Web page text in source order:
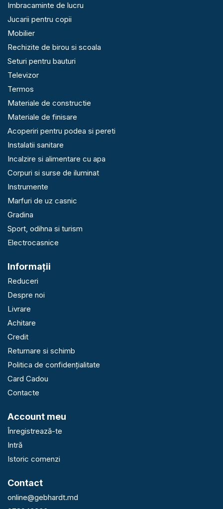
Imbracaminte de lucru
Jucarii pentru copii
Mobilier
Rechizite de birou si scoala
Seturi pentru bauturi
Televizor
Termos
Materiale de constructie
Materiale de finisare
Acoperiri pentru podea si pereti
Instalatii sanitare
Incalzire si alimentare cu apa
Corpuri si surse de iluminat
Instrumente
Marfuri de uz casnic
Gradina
Sport, odihna si turism
Electrocasnice
Informaţii
Reduceri
Despre noi
Livrare
Achitare
Credit
Returnare si schimb
Politica de confidențialitate
Card Cadou
Contacte
Account meu
Înregistrează-te
Intră
Istoric comenzi
Contact
online@gebhardt.md